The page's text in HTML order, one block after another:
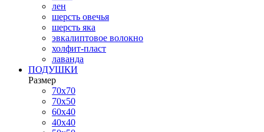
лен
шерсть овечья
шерсть яка
эвкалиптовое волокно
холфит-пласт
лаванда
ПОДУШКИ
Размер
70х70
70х50
60х40
40х40